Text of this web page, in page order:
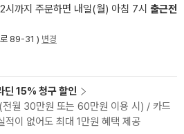
시까지 주문하면 내일(월) 아침 7시 출근전
로 89-31 ) 변경
딘 15% 청구 할인
전월 30만원 또는 60만원 이용 시) / 카드
적이 없어도 최대 1만원 혜택 제공